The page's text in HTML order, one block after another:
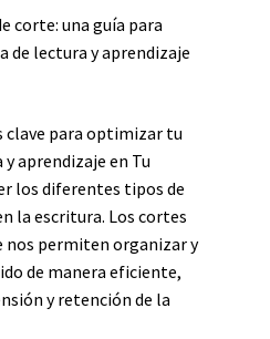
corte: una guía para
de lectura y aprendizaje
clave para optimizar tu
aprendizaje en Tu
los diferentes tipos de
la escritura. Los cortes
nos permiten organizar y
de manera eficiente,
y retención de la